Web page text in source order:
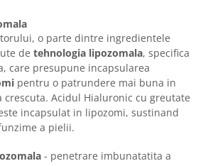
o parte dintre ingredientele
de tehnologia lipozomala, specifica
care presupune incapsularea
pentru o patrundere mai buna in
crescuta. Acidul Hialuronic cu greutate
incapsulat in lipozomi, sustinand
a pielii.
- penetrare imbunatatita a